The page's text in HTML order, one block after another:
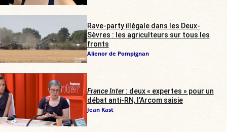
Rave-party illégale dans les Deux-
Sèvres : les agriculteurs sur tous les
fronts
Alienor de Pompignan
France Inter: deux « expertes » pour un
débat anti-RN, l’Arcom saisie
Jean Kast